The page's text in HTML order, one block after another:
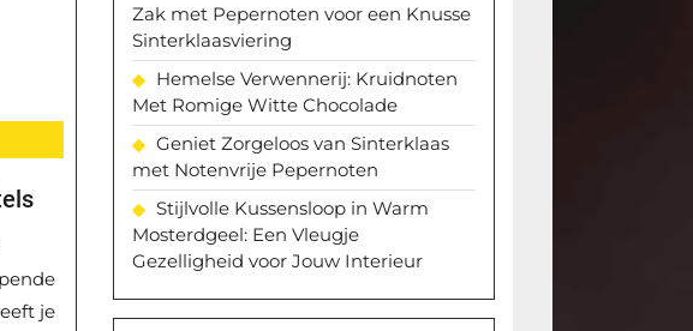
je
Zak met Pepernoten voor een Knusse
Sinterklaasviering
Hemelse Verwennerij: Kruidnoten
Met Romige Witte Chocolade
Geniet Zorgeloos van Sinterklaas
met Notenvrije Pepernoten
Stijlvolle Kussensloop in Warm
Mosterdgeel: Een Vleugje
Gezelligheid voor Jouw Interieur